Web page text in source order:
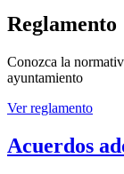
Reglamento
Conozca la
ayuntamiento
Ver reglamento
Acuerdos